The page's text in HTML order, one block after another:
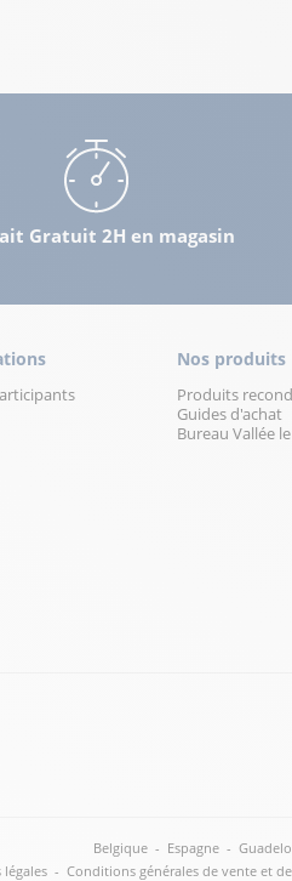
Gratuit 2H en magasin
Nos produits
Produits
Guides d'achat
Bureau Vallée
Belgique - Espagne -
- Conditions générales de vente et